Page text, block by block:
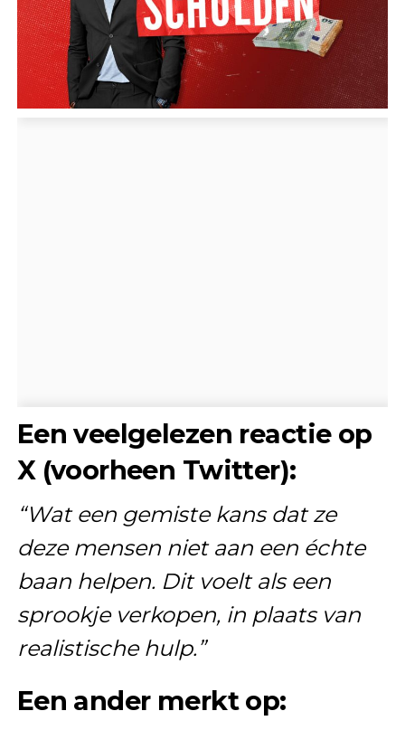
Een veelgelezen reactie op
X (voorheen Twitter):
“Wat een gemiste kans dat ze
deze mensen niet aan een échte
baan helpen. Dit voelt als een
sprookje verkopen, in plaats van
realistische hulp.”
Een ander merkt op: